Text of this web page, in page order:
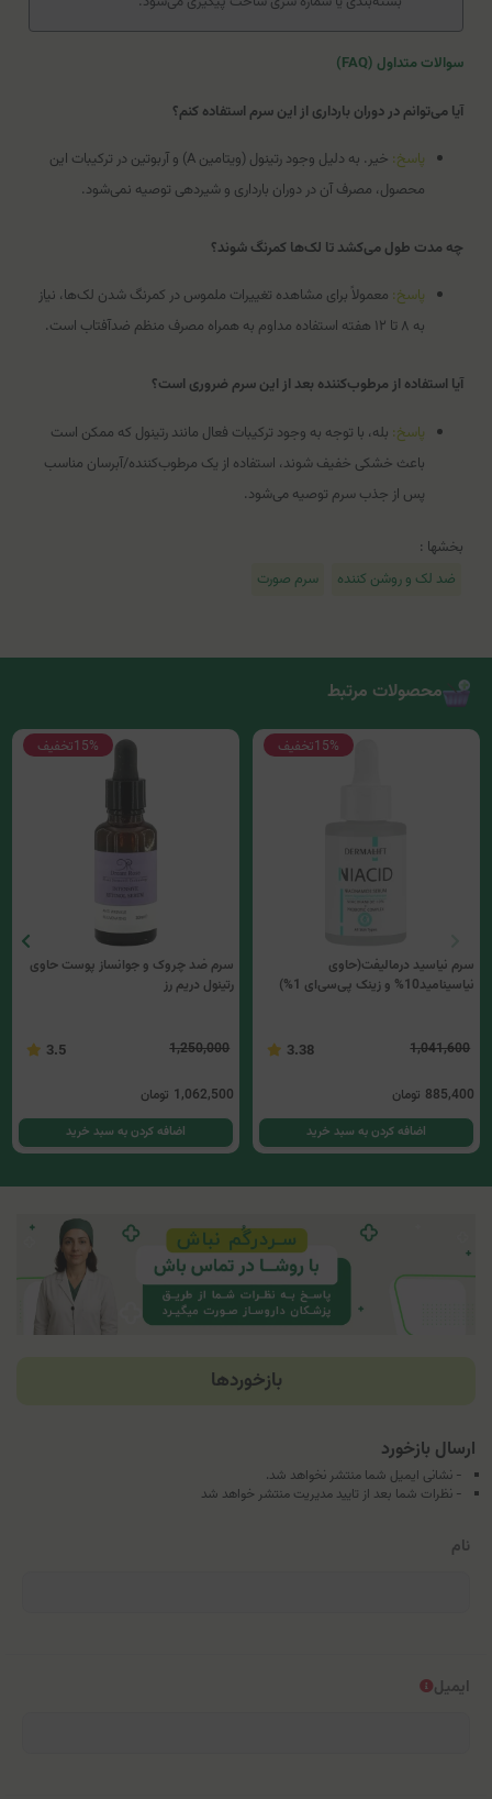
سوالات متداول (FAQ)
آیا می‌توانم در دوران بارداری از این سرم استفاده کنم؟
پاسخ:
خیر. به دلیل وجود رتینول (ویتامین A) و آربوتین در ترکیبات این
محصول، مصرف آن در دوران بارداری و شیردهی توصیه نمی‌شود.
چه مدت طول می‌کشد تا لک‌ها کمرنگ شوند؟
پاسخ: معمولاً برای مشاهده تغییرات ملموس در کمرنگ شدن لک‌ها، نیاز
به ۸ تا ۱۲ هفته استفاده مداوم به همراه مصرف منظم ضدآفتاب است.
آیا استفاده از مرطوب‌کننده بعد از این سرم ضروری است؟
پاسخ: بله، با توجه به وجود ترکیبات فعال مانند رتینول که ممکن است
باعث خشکی خفیف شوند، استفاده از یک مرطوب‌کننده/آبرسان مناسب
پس از جذب سرم توصیه می‌شود.
بخشها :
ضد لک و روشن کننده
سرم صورت
محصولات مرتبط
15%تخفیف
سرم نیاسید درمالیفت(حاوی
نیاسینامید10% و زینک پی‌سی‌ای 1%)
1,041,600
3.38
885,400 تومان
اضافه کردن به سبد خرید
15%تخفیف
سرم ضد چروک و جوانساز پوست حاوی
رتینول دریم رز
1,250,000
3.5
1,062,500 تومان
اضافه کردن به سبد خرید
بازخوردها
ارسال بازخورد
- نشانی ایمیل شما منتشر نخواهد شد.
- نظرات شما بعد از تایید مدیریت منتشر خواهد شد
نام
ایمیل